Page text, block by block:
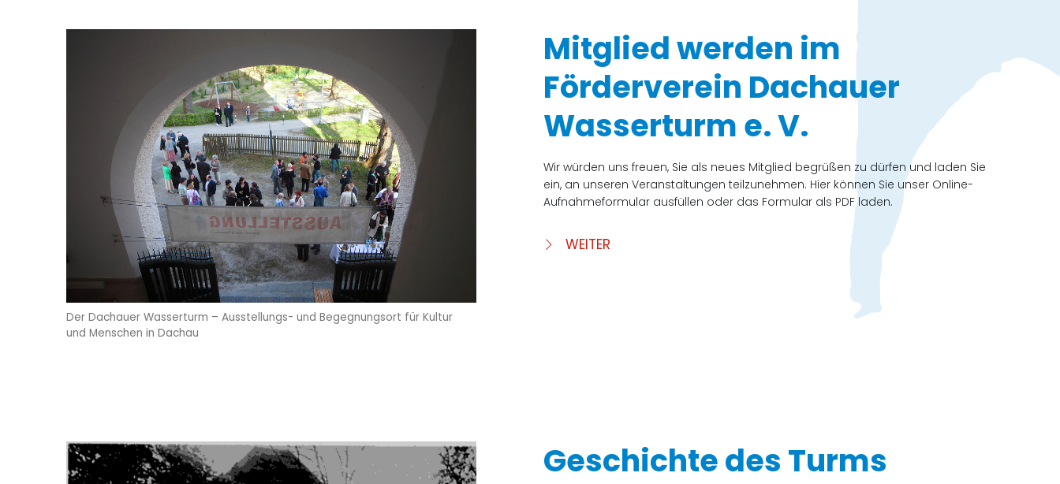
Der Dachauer Wasserturm – Ausstellungs- und Begegnungsort für Kultur
und Menschen in Dachau
Mitglied werden im
Förderverein Dachauer
Wasserturm e. V.
Wir würden uns freuen, Sie als neues Mitglied begrüßen zu dürfen und laden Sie
ein, an unseren Veranstaltungen teilzunehmen. Hier können Sie unser Online-
Aufnahmeformular ausfüllen oder das Formular als PDF laden.
WEITER
Geschichte des Turms